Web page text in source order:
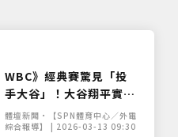
WBC》經典賽驚見「投
手大谷」！大谷翔平實戰
登板對決隊友 4 局 7K 展
現二刀流自主調整
體壇新聞•【SPN體育中心／外電
綜合報導】 | 2026-03-13 09:30